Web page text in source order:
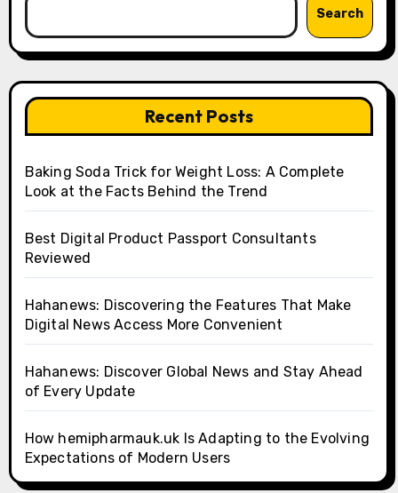
Search
Recent Posts
Baking Soda Trick for Weight Loss: A Complete
Look at the Facts Behind the Trend
Best Digital Product Passport Consultants
Reviewed
Hahanews: Discovering the Features That Make
Digital News Access More Convenient
Hahanews: Discover Global News and Stay Ahead
of Every Update
How hemipharmauk.uk Is Adapting to the Evolving
Expectations of Modern Users